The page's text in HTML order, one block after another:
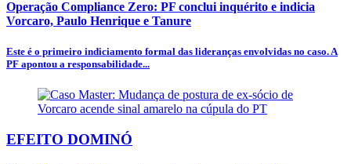
Operação Compliance Zero: PF conclui inquérito e indicia
Vorcaro, Paulo Henrique e Tanure
Este é o primeiro indiciamento formal das lideranças envolvidas no caso. A
PF apontou a responsabilidade...
EFEITO DOMINÓ